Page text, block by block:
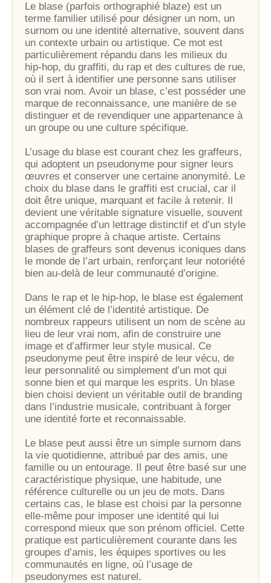
Le blase (parfois orthographié blaze) est un
terme familier utilisé pour désigner un nom, un
surnom ou une identité alternative, souvent dans
un contexte urbain ou artistique. Ce mot est
particulièrement répandu dans les milieux du
hip-hop, du graffiti, du rap et des cultures de rue,
où il sert à identifier une personne sans utiliser
son vrai nom. Avoir un blase, c’est posséder une
marque de reconnaissance, une manière de se
distinguer et de revendiquer une appartenance à
un groupe ou une culture spécifique.
L’usage du blase est courant chez les graffeurs,
qui adoptent un pseudonyme pour signer leurs
œuvres et conserver une certaine anonymité. Le
choix du blase dans le graffiti est crucial, car il
doit être unique, marquant et facile à retenir. Il
devient une véritable signature visuelle, souvent
accompagnée d’un lettrage distinctif et d’un style
graphique propre à chaque artiste. Certains
blases de graffeurs sont devenus iconiques dans
le monde de l’art urbain, renforçant leur notoriété
bien au-delà de leur communauté d’origine.
Dans le rap et le hip-hop, le blase est également
un élément clé de l’identité artistique. De
nombreux rappeurs utilisent un nom de scène au
lieu de leur vrai nom, afin de construire une
image et d’affirmer leur style musical. Ce
pseudonyme peut être inspiré de leur vécu, de
leur personnalité ou simplement d’un mot qui
sonne bien et qui marque les esprits. Un blase
bien choisi devient un véritable outil de branding
dans l’industrie musicale, contribuant à forger
une identité forte et reconnaissable.
Le blase peut aussi être un simple surnom dans
la vie quotidienne, attribué par des amis, une
famille ou un entourage. Il peut être basé sur une
caractéristique physique, une habitude, une
référence culturelle ou un jeu de mots. Dans
certains cas, le blase est choisi par la personne
elle-même pour imposer une identité qui lui
correspond mieux que son prénom officiel. Cette
pratique est particulièrement courante dans les
groupes d’amis, les équipes sportives ou les
communautés en ligne, où l’usage de
pseudonymes est naturel.